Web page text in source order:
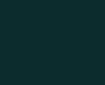
ve ruh halinizi
sadece evde